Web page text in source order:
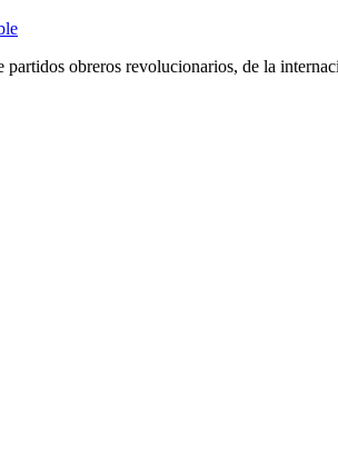
partidos obreros revolucionarios, de la